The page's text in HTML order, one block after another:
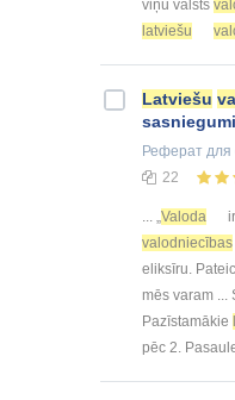
viņu valsts
latviešu
Latviešu
sasniegumi
Реферат для
22
... „Valoda
valodniecības
eliksīru.
mēs varam ...
Pazīstamākie
pēc 2.